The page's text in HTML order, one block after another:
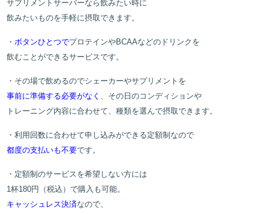
サプリメントサーバーなら飲みたい時に
飲みたいものを手軽に摂取できます。
・ボタンひとつでプロテインやBCAAなどのドリンクを
飲むことができるサービスです。
・その場で飲めるのでシェーカーやサプリメントを
事前に準備する必要がなく 、その日のコンディションや
トレーニング内容に合わせて、種類を選んで摂取できます。
・利用回数に合わせて申し込みができる定額制なので
都度の支払いも不要です。
・定額制のサービスを希望しない方には
1杯180円（税込）で購入も可能。
キャッシュレス決済なので、